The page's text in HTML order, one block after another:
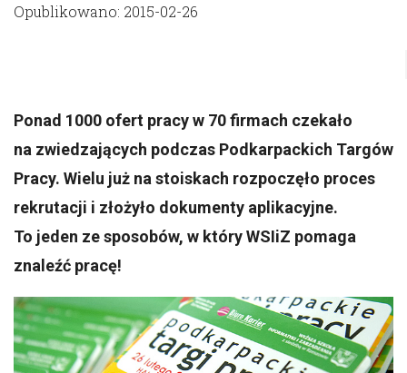
Opublikowano: 2015-02-26
Ponad 1000 ofert pracy w 70 firmach czekało
na zwiedzających podczas Podkarpackich Targów
Pracy. Wielu już na stoiskach rozpoczęło proces
rekrutacji i złożyło dokumenty aplikacyjne.
To jeden ze sposobów, w który WSIiZ pomaga
znaleźć pracę!